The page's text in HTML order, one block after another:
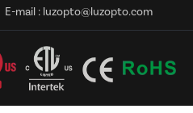
E-mail : luzopto@luzopto.com